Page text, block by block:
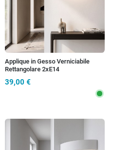
Applique in Gesso Verniciabile
Rettangolare 2xE14
39,00 €